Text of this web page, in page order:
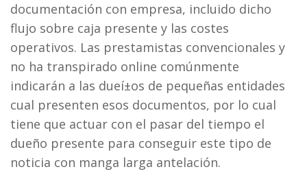
documentación con empresa, incluido dicho
flujo sobre caja presente y las costes
operativos. Las prestamistas convencionales y
no ha transpirado online comúnmente
indicarán a las dueí±os de pequeñas entidades
cual presenten esos documentos, por lo cual
tiene que actuar con el pasar del tiempo el
dueño presente para conseguir este tipo de
noticia con manga larga antelación.